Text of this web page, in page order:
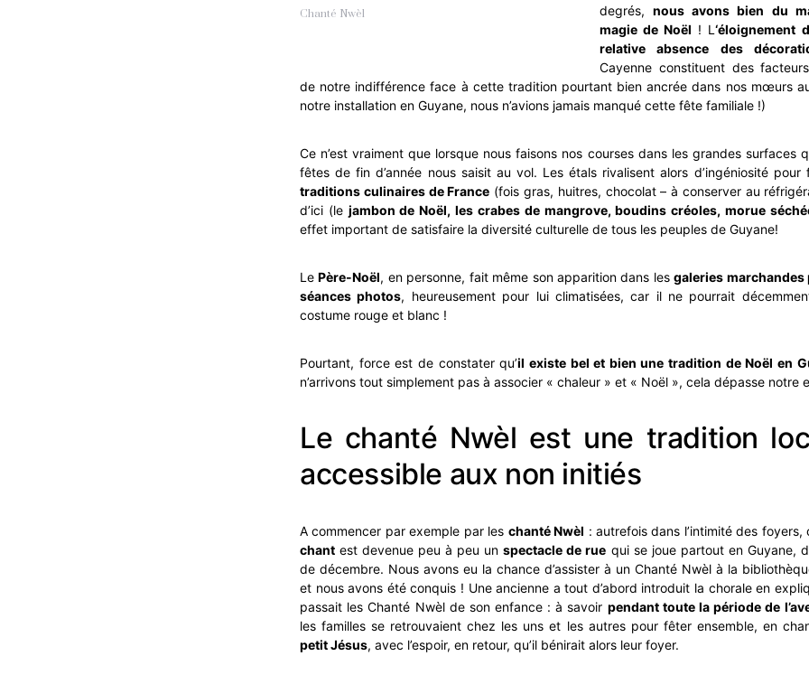
Chanté Nwèl
degrés,nous avons bien du
magie de Noël ! L‘éloignement
relative absence des
Cayenne constituent des
de notre indifférence face à cette tradition pourtant bien ancrée dans nos mœurs
notre installation en Guyane, nous n’avions jamais manqué cette fête familiale !)
Ce n’est vraiment que lorsque nous faisons nos courses dans les grandes surfaces
fêtes de fin d’année nous saisit au vol. Les étals rivalisent alors d’ingéniosité pour
traditions culinaires de France (fois gras, huitres, chocolat – à conserver au
d’ici (le jambon de Noël, les crabes de mangrove, boudins créoles, morue
effet important de satisfaire la diversité culturelle de tous les peuples de Guyane!
LePère-Noël, en personne, fait même son apparition dans lesgaleries
séances photos, heureusement pour lui climatisées, car il ne pourrait
costume rouge et blanc !
Pourtant, force est de constater qu’il existe bel et bien une tradition de Noël en
n’arrivons tout simplement pas à associer « chaleur » et « Noël », cela dépasse notre
Le chanté Nwèl est une tradition
accessible aux non initiés
A commencer par exemple par les chanté Nwèl : autrefois dans l’intimité des foyers,
chant est devenue peu à peu unspectacle de rue qui se joue partout en Guyane,
de décembre. Nous avons eu la chance d’assister à un Chanté Nwèl à la
et nous avons été conquis ! Une ancienne a tout d’abord introduit la chorale en
passait les Chanté Nwèl de son enfance : à savoir pendant toute la période de
les familles se retrouvaient chez les uns et les autres pour fêter ensemble, en
petit Jésus, avec l’espoir, en retour, qu’il bénirait alors leur foyer.